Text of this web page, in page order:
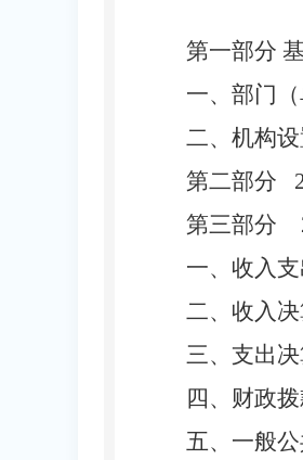
第一部分
一、部门
二、机构
第二部分
第三部分
一、收入
二、收入
三、支出
四、财政
五、一般